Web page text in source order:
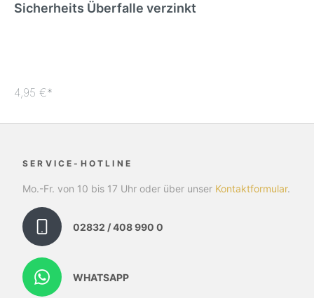
Sicherheits Überfalle verzinkt
4,95 €*
SERVICE-HOTLINE
Mo.-Fr. von 10 bis 17 Uhr oder über unser Kontaktformular.
02832 / 408 990 0
WHATSAPP